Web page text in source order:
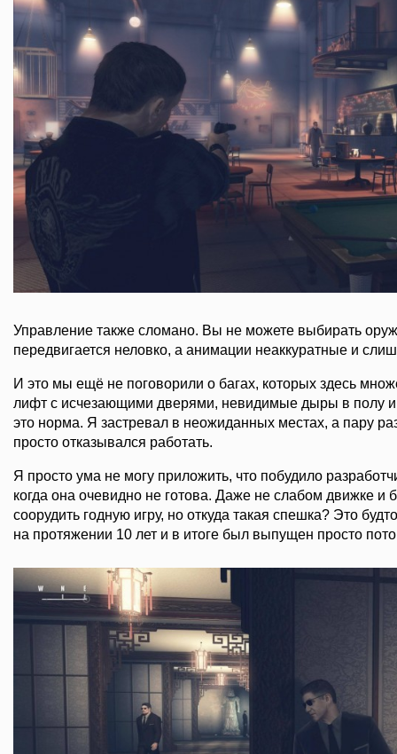
Управление также сломано. Вы не можете выбирать
передвигается неловко, а анимации неаккуратные и
И это мы ещё не поговорили о багах, которых здесь
лифт с исчезающими дверями, невидимые дыры в полу
это норма. Я застревал в неожиданных местах, а пару
просто отказывался работать.
Я просто ума не могу приложить, что побудило
когда она очевидно не готова. Даже не слабом движке и
соорудить годную игру, но откуда такая спешка? Это
на протяжении 10 лет и в итоге был выпущен просто